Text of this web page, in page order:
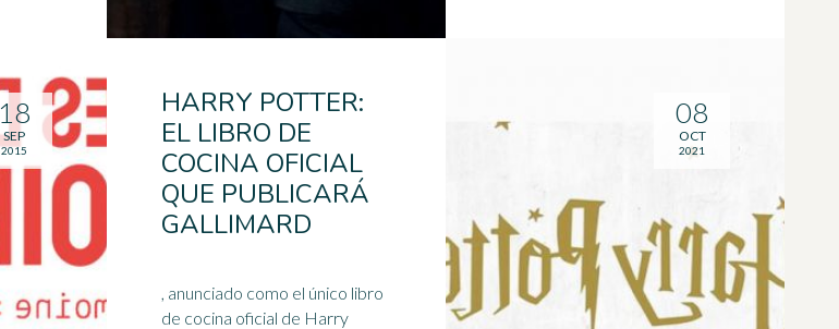
18
SEP
2015
HARRY POTTER:
EL LIBRO DE
COCINA OFICIAL
QUE PUBLICARÁ
GALLIMARD
, anunciado como el único libro
de cocina oficial de Harry
08
OCT
2021